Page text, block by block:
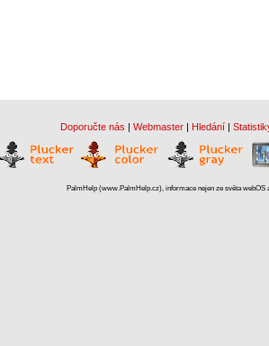
Doporučte nás | Webmaster | Hledání |
PalmHelp (www.PalmHelp.cz), informace nejen ze světa